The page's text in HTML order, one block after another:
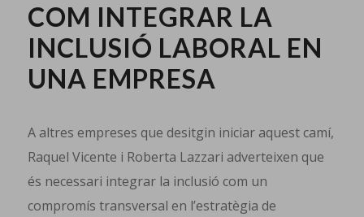
COM INTEGRAR LA
INCLUSIÓ LABORAL EN
UNA EMPRESA
A altres empreses que desitgin iniciar aquest camí,
Raquel Vicente i Roberta Lazzari adverteixen que
és necessari integrar la inclusió com un
compromís transversal en l’estratègia de